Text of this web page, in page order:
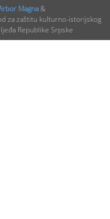
Magna&
za zaštitu kulturno-istorijskog
Republike Srpske